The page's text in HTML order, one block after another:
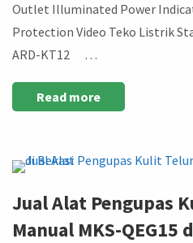
Outlet Illuminated Power
Protection Video Teko Listrik
ARD-KT12 …
Read more
Jual Alat Pengupas
Manual MKS-QEG15